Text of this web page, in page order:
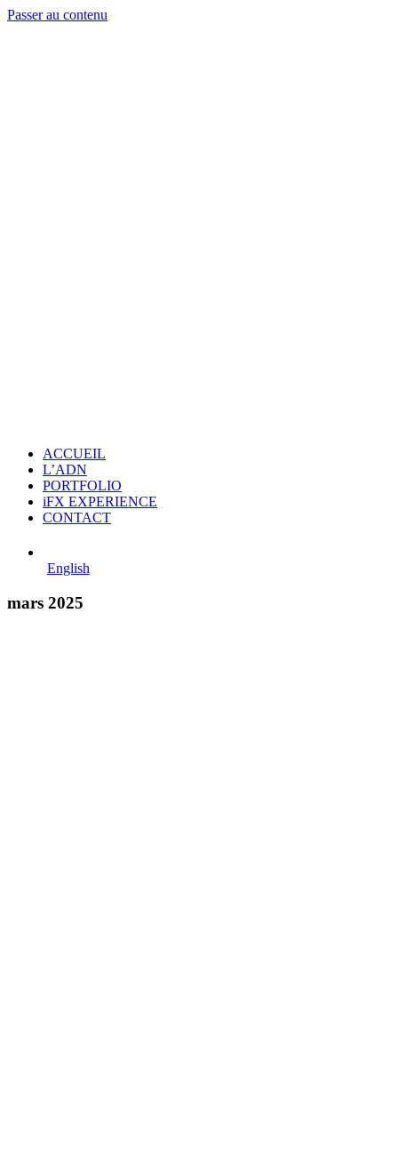
Passer au contenu
ACCUEIL
L’ADN
PORTFOLIO
iFX EXPERIENCE
CONTACT
English
mars 2025